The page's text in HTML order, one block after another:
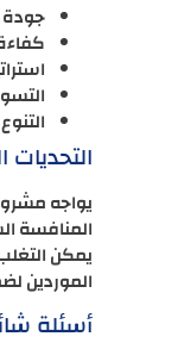
جودة
يواجه
المنافسة
يمكن
الموردين
أسئلة